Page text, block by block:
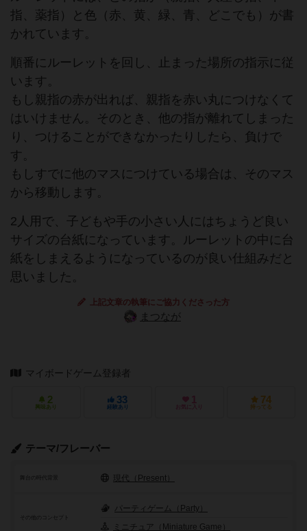
指、薬指）と色（赤、黄、緑、青、どこでも）が書
かれています。
順番にルーレットを回し、止まった場所の指示に従
います。
もし親指の赤が出れば、親指を赤い丸につけなくて
はいけません。そのとき、他の指が離れてしまった
り、つけることができなかったりしたら、負けで
す。
もしすでに他のマスにつけている場合は、そのマス
から移動します。
2人用で、子どもや手の小さい人にはちょうど良い
サイズの台紙になっています。ルーレットの中に台
紙をしまえるようになっているのが良い仕組みだと
思いました。
上記文章の執筆にご協力くださった方
まつなが
マイボードゲーム登録者
2
興味あり
33
経験あり
1
お気に入り
74
持ってる
テーマ/フレーバー
舞台の時代背景 現代（Present）
その他のコンセプト
パーティゲーム（Party）
ミニチュア（Miniature Game）